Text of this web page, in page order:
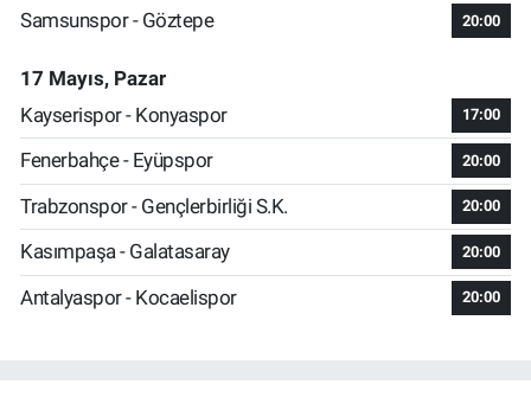
Samsunspor - Göztepe 20:00
17 Mayıs, Pazar
Kayserispor - Konyaspor
17:00
Fenerbahçe - Eyüpspor 20:00
Trabzonspor - Gençlerbirliği S.K. 20:00
Kasımpaşa - Galatasaray 20:00
Antalyaspor - Kocaelispor 20:00